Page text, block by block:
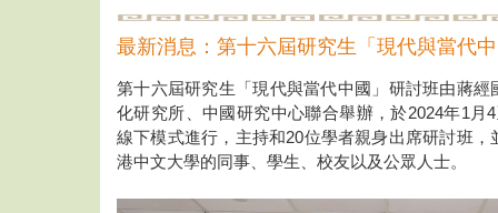
最新消息：第十六屆研究生「現代與當代
第十六屆研究生「現代與當代中國」研討班由蔣
化研究所、中國研究中心聯合舉辦，於2024年1月
線下模式進行，主持和20位學者親身出席研討班
港中文大學的同事、學生、校友以及公眾人士。